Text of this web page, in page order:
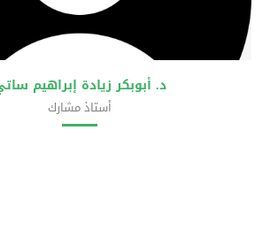
د. أبوبكر زيادة إبراهيم
أستاذ مشارك